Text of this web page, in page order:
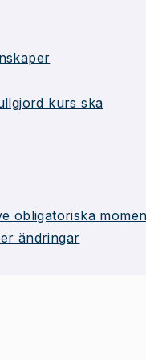
kurs ska
obligatoriska
ändringar